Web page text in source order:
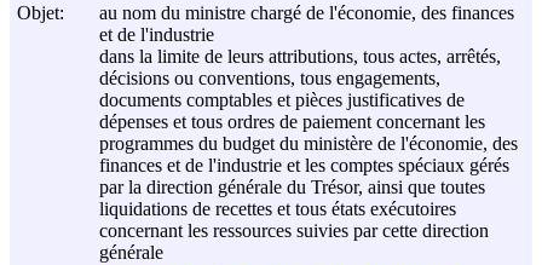
Objet:
au nom du ministre chargé de l'économie, des finances
et de l'industrie
dans la limite de leurs attributions, tous actes, arrêtés,
décisions ou conventions, tous engagements,
documents comptables et pièces justificatives de
dépenses et tous ordres de paiement concernant les
programmes du budget du ministère de l'économie, des
finances et de l'industrie et les comptes spéciaux gérés
par la direction générale du Trésor, ainsi que toutes
liquidations de recettes et tous états exécutoires
concernant les ressources suivies par cette direction
générale